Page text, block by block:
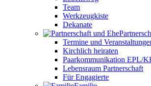
Team
Werkzeugkiste
Dekanate
Termine und
Kirchlich heiraten
Paarkommunikation EPL/
Lebensraum Partnerschaft
Für Engagierte